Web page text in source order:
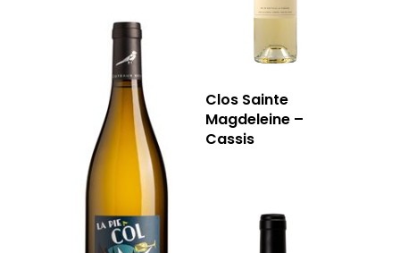
Clos Sainte
Magdeleine –
Cassis